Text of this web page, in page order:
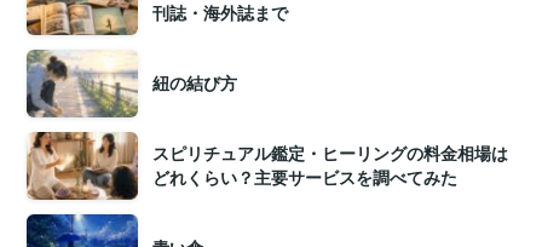
刊誌・海外誌まで
紐の結び方
スピリチュアル鑑定・ヒーリングの料金相場は
どれくらい？主要サービスを調べてみた